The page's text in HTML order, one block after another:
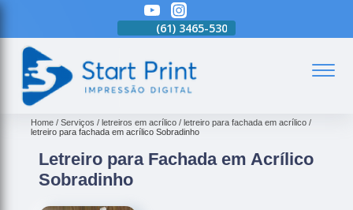
(61)3465-5301
Home Serviços letreiros em acrílico
letreiro para fachada em acrílico
letreiro para fachada em acrílico Sobradinho
Letreiro para Fachada em Acrílico
Sobradinho